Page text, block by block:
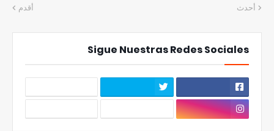
أحدث أقدم
Sigue Nuestras Redes Sociales